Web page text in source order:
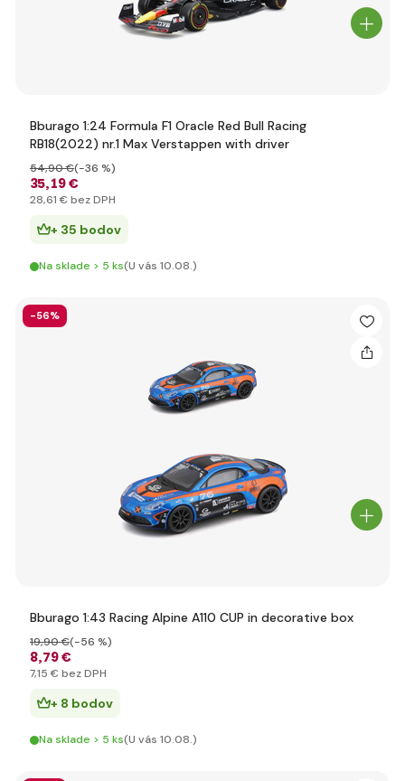
Bburago 1:24 Formula F1 Oracle Red Bull Racing
RB18(2022) nr.1 Max Verstappen with driver
35,19 €
54,90 €(-36 %)
28,61 € bez DPH
+ 35 bodov
Na sklade > 5 ks(U vás 10.08.)
-56%
Bburago 1:43 Racing Alpine A110 CUP in decorative box
8,79 €
19,90 €(-56 %)
7,15 € bez DPH
+ 8 bodov
Na sklade > 5 ks(U vás 10.08.)